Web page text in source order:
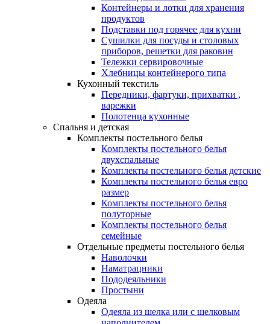
Контейнеры и лотки для хранения
продуктов
Подставки под горячее для кухни
Сушилки для посуды и столовых
приборов, решетки для раковин
Тележки сервировочные
Хлебницы контейнерого типа
Кухонный текстиль
Передники, фартуки, прихватки ,
варежки
Полотенца кухонные
Спальня и детская
Комплекты постельного белья
Комплекты постельного белья
двухспальные
Комплекты постельного белья детские
Комплекты постельного белья евро
размер
Комплекты постельного белья
полуторные
Комплекты постельного белья
семейные
Отдельные предметы постельного белья
Наволочки
Наматрацники
Пододеяльники
Простыни
Одеяла
Одеяла из шелка или с шелковым